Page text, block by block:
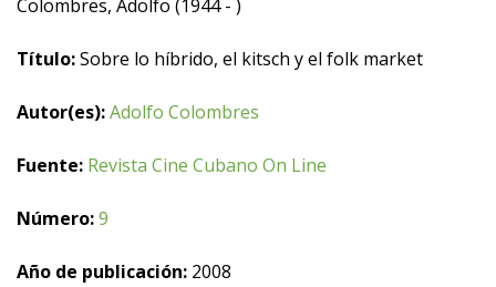
Colombres, Adolfo (1944 - )
Título:Sobre lo híbrido, el kitsch y el folk market
Autor(es):Adolfo Colombres
Fuente: Revista Cine Cubano On Line
Número:9
Año de publicación: 2008